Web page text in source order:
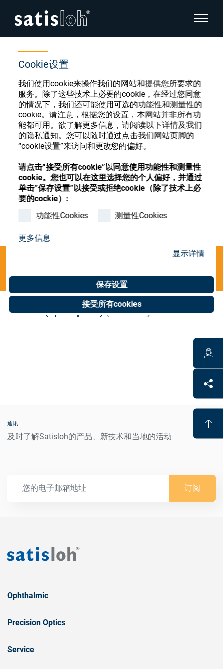
Cookie设置
我们使用cookie来操作我们的网站和提供您所要求的
服务。除了这些技术上必要的cookie，在经过您同意
的情况下，我们还可能使用可选的功能性和测量性的
cookie。请注意，根据您的设置，本网站并非所有功
能都可用。欲了解更多信息，请阅读以下详情及我们
的隐私通知。您可以随时通过点击我们网站页脚的
“cookie设置”来访问和更改您的偏好。
请点击“接受所有cookie”以同意使用功能性和测量性
cookie。您也可以在这里选择您的个人偏好，并通过
单击”保存设置”以接受或拒绝cookie（除了技术上必
要的cockie）:
功能性Cookies
测量性Cookies
更多信息
显示详情
保存设置
接受所有cookies
显示页
汉语
眼镜光学
精密光学
我们是谁
加入我们
隐藏页面导航
English
Deutsch
Español
Français
眼镜光学耗材商店
种眼镜光学耗材
Categories
INVALID(Spare parts)(0 results)
通讯
及时了解Satisloh的产品、新技术和当地的活动
订阅
Ophthalmic
Precision Optics
Service